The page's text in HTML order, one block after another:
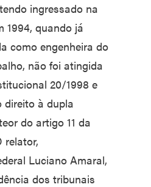
ingressado na
1994, quando já
como engenheira do
não foi atingida
20/1998 e
direito à dupla
do artigo 11 da
relator,
Luciano Amaral,
dos tribunais